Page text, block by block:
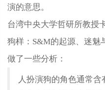
演的意思。
台湾中央大学哲研所教授
狗样：S&M的起源、迷魅
做了一些分析：
人扮演狗的角色通常